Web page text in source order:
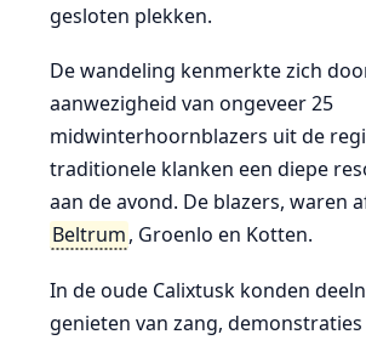
gesloten plekken.
De wandeling kenmerkte zich
aanwezigheid van ongeveer 25
midwinterhoornblazers uit de
traditionele klanken een diepe
aan de avond. De blazers, waren
Beltrum, Groenlo en Kotten.
In de oude Calixtusk konden
genieten van zang,